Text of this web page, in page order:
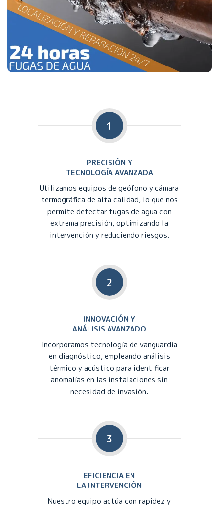
1
PRECISIÓN Y
TECNOLOGÍA AVANZADA
Utilizamos equipos de geófono y cámara
termográfica de alta calidad, lo que nos
permite detectar fugas de agua con
extrema precisión, optimizando la
intervención y reduciendo riesgos.
2
INNOVACIÓN Y
ANÁLISIS AVANZADO
Incorporamos tecnología de vanguardia
en diagnóstico, empleando análisis
térmico y acústico para identificar
anomalías en las instalaciones sin
necesidad de invasión.
3
EFICIENCIA EN
LA INTERVENCIÓN
Nuestro equipo actúa con rapidez y